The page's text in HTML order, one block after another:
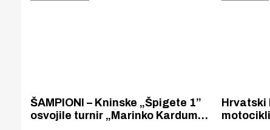
ŠAMPIONI – Kninske „Špigete 1”
osvojile turnir „Marinko Kardum”
Hrvatski